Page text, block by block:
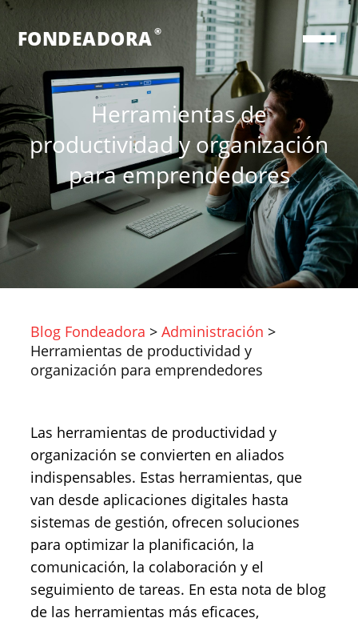
FONDEADORA ®
Herramientas de
productividad y organización
para emprendedores
Blog Fondeadora > Administración >
Herramientas de productividad y
organización para emprendedores
Las herramientas de productividad y
organización se convierten en aliados
indispensables. Estas herramientas, que
van desde aplicaciones digitales hasta
sistemas de gestión, ofrecen soluciones
para optimizar la planificación, la
comunicación, la colaboración y el
seguimiento de tareas. En esta nota de blog
de las herramientas más eficaces,